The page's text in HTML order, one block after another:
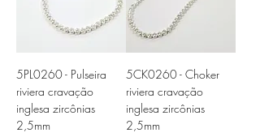
5PL0260 - Pulseira
riviera cravação
inglesa zircônias
2,5mm
5CK0260 - Choker
riviera cravação
inglesa zircônias
2,5mm